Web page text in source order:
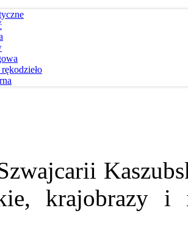
krajobrazy